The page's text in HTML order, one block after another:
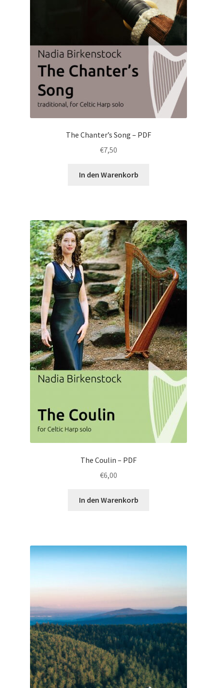
The Chanter’s Song – PDF
€7,50
In den Warenkorb
The Coulin – PDF
€6,00
In den Warenkorb